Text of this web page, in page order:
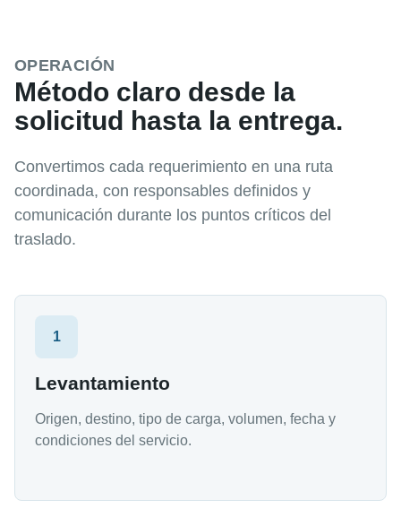
OPERACIÓN
Método claro desde la
solicitud hasta la entrega.
Convertimos cada requerimiento en una ruta
coordinada, con responsables definidos y
comunicación durante los puntos críticos del
traslado.
1
Levantamiento
Origen, destino, tipo de carga, volumen, fecha y
condiciones del servicio.